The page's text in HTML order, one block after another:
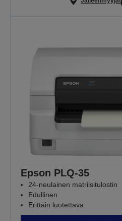
Epson PLQ-35
24-neulainen matriisitulostin
Edullinen
Erittäin luotettava